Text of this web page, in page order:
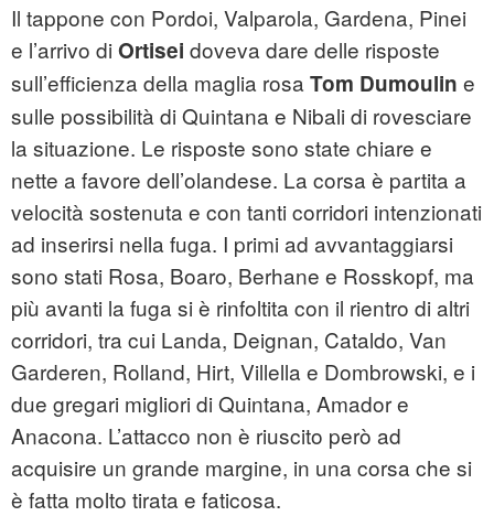
Il tappone con Pordoi, Valparola, Gardena, Pinei
e l’arrivo di Ortisei doveva dare delle risposte
sull’efficienza della maglia rosa Tom Dumoulin e
sulle possibilità di Quintana e Nibali di rovesciare
la situazione. Le risposte sono state chiare e
nette a favore dell’olandese. La corsa è partita a
velocità sostenuta e con tanti corridori intenzionati
ad inserirsi nella fuga. I primi ad avvantaggiarsi
sono stati Rosa, Boaro, Berhane e Rosskopf, ma
più avanti la fuga si è rinfoltita con il rientro di altri
corridori, tra cui Landa, Deignan, Cataldo, Van
Garderen, Rolland, Hirt, Villella e Dombrowski, e i
due gregari migliori di Quintana, Amador e
Anacona. L’attacco non è riuscito però ad
acquisire un grande margine, in una corsa che si
è fatta molto tirata e faticosa.